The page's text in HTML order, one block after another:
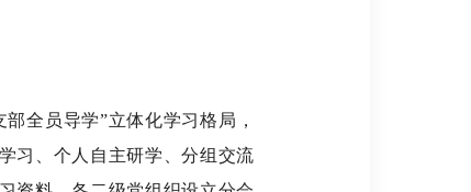
全员导学”立体化学习格局，
习、个人自主研学、分组交流